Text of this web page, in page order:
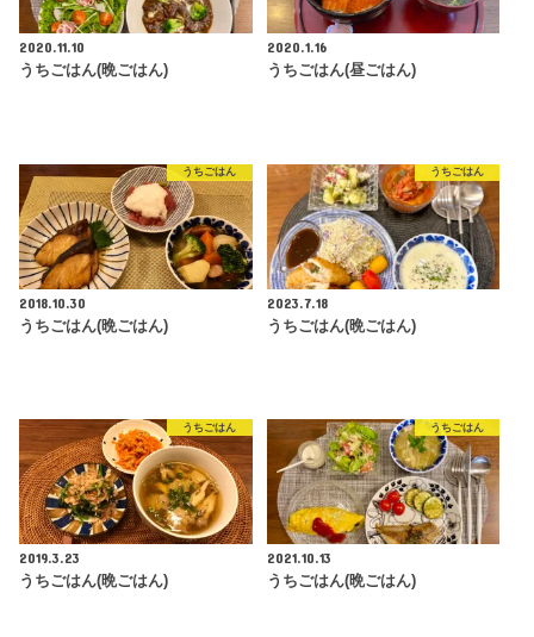
2020.11.10
うちごはん(晩ごはん)
2020.1.16
うちごはん(昼ごはん)
うちごはん
2018.10.30
うちごはん(晩ごはん)
うちごはん
2023.7.18
うちごはん(晩ごはん)
うちごはん
2019.3.23
うちごはん(晩ごはん)
うちごはん
2021.10.13
うちごはん(晩ごはん)